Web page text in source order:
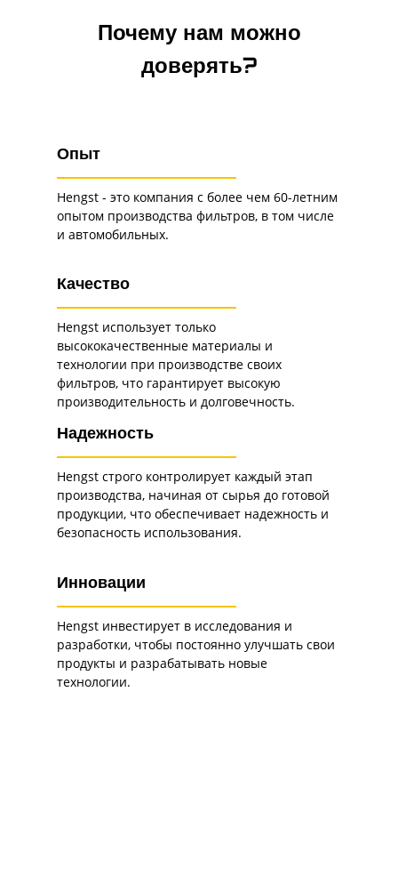
Почему нам можно
доверять?
Опыт
Hengst - это компания с более чем 60-летним
опытом производства фильтров, в том числе
и автомобильных.
Качество
Надежность
Hengst использует только
высококачественные материалы и
технологии при производстве своих
фильтров, что гарантирует высокую
производительность и долговечность.
Инновации
Hengst строго контролирует каждый этап
производства, начиная от сырья до готовой
продукции, что обеспечивает надежность и
безопасность использования.
Hengst инвестирует в исследования и
разработки, чтобы постоянно улучшать свои
продукты и разрабатывать новые
технологии.